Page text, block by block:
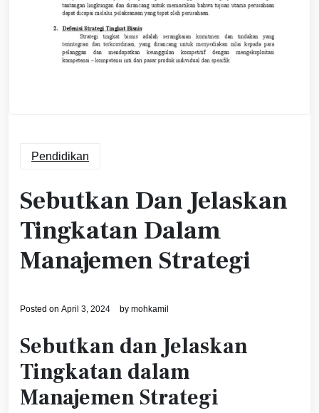
Pendidikan
Sebutkan Dan Jelaskan
Tingkatan Dalam
Manajemen Strategi
Posted on April 3, 2024 by mohkamil
Sebutkan dan Jelaskan
Tingkatan dalam
Manajemen Strategi